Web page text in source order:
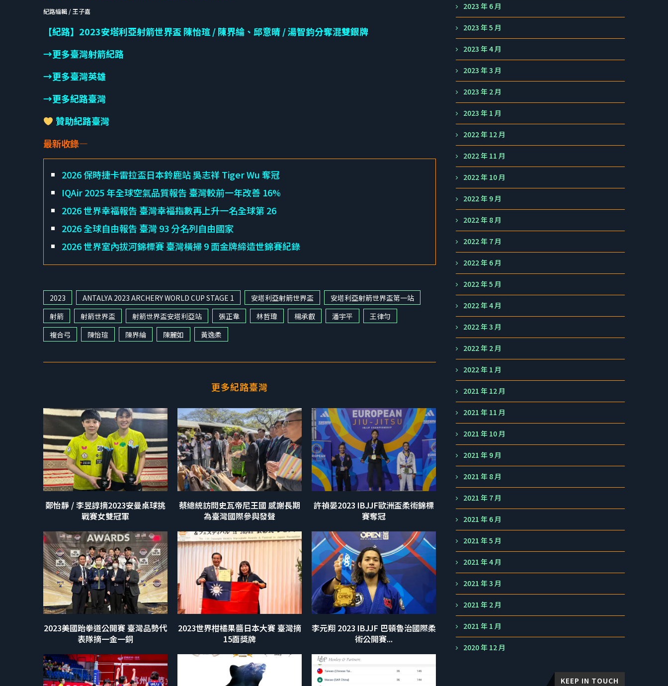
紀路編輯 / 王子嘉
【紀路】2023安塔利亞射箭世界盃 陳怡瑄 / 陳界綸、邱意晴 / 湯智鈞分奪混雙銀牌
→更多臺灣射箭紀路
→更多臺灣英雄
→更多紀路臺灣
贊助紀路臺灣
最新收錄—
2026 保時捷卡雷拉盃日本鈴鹿站 吳志祥 Tiger Wu 奪冠
IQAir 2025 年全球空氣品質報告 臺灣較前一年改善 16%
2026 世界幸福報告 臺灣幸福指數再上升一名全球第 26
2026 全球自由報告 臺灣 93 分名列自由國家
2026 世界室內拔河錦標賽 臺灣橫掃 9 面金牌締造世錦賽紀錄
2023 ANTALYA 2023 ARCHERY WORLD CUP STAGE 1 安塔利亞射箭世界盃
安塔利亞射箭世界盃第一站
射箭
射箭世界盃 射箭世界盃安塔利亞站 張正韋 林哲瑋 楊承叡 潘宇平
王律勻
複合弓
陳怡瑄 陳界綸 陳麗如 黃逸柔
更多紀路臺灣
鄭怡靜 / 李昱諄摘2023安曼桌球挑
戰賽女雙冠軍
蔡總統訪問史瓦帝尼王國 感謝長期
為臺灣國際參與發聲
許禎晏2023 IBJJF歐洲盃柔術錦標
賽奪冠
2023美國跆拳道公開賽 臺灣品勢代
表隊摘一金一銅
2023世界柑橘果醬日本大賽 臺灣摘
15面獎牌
李元翔 2023 IBJJF 巴頓魯治國際柔
術公開賽...
2023 年 6 月
2023 年 5 月
2023 年 4 月
2023 年 3 月
2023 年 2 月
2023 年 1 月
2022 年 12 月
2022 年 11 月
2022 年 10 月
2022 年 9 月
2022 年 8 月
2022 年 7 月
2022 年 6 月
2022 年 5 月
2022 年 4 月
2022 年 3 月
2022 年 2 月
2022 年 1 月
2021 年 12 月
2021 年 11 月
2021 年 10 月
2021 年 9 月
2021 年 8 月
2021 年 7 月
2021 年 6 月
2021 年 5 月
2021 年 4 月
2021 年 3 月
2021 年 2 月
2021 年 1 月
2020 年 12 月
KEEP IN TOUCH